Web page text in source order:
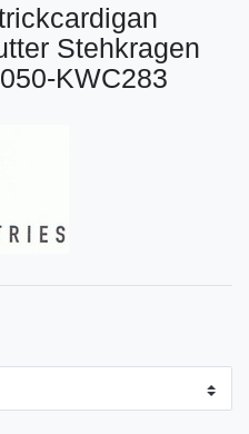
Stehkragen
KWC283